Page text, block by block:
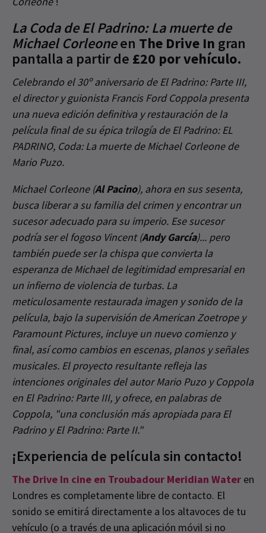
La Coda de El Padrino: La muerte de
Michael Corleoneen The Drive In gran
pantalla a partir de £20 por vehículo.
Celebrando el 30º aniversario de El Padrino: Parte III,
el director y guionista Francis Ford Coppola presenta
una nueva edición definitiva y restauración de la
película final de su épica trilogía de El Padrino: EL
PADRINO, Coda: La muerte de Michael Corleone de
Mario Puzo.
Michael Corleone (Al Pacino), ahora en sus sesenta,
busca liberar a su familia del crimen y encontrar un
sucesor adecuado para su imperio. Ese sucesor
podría ser el fogoso Vincent (Andy García)... pero
también puede ser la chispa que convierta la
esperanza de Michael de legitimidad empresarial en
un infierno de violencia de turbas. La
meticulosamente restaurada imagen y sonido de la
película, bajo la supervisión de American Zoetrope y
Paramount Pictures, incluye un nuevo comienzo y
final, así como cambios en escenas, planos y señales
musicales. El proyecto resultante refleja las
intenciones originales del autor Mario Puzo y Coppola
en El Padrino: Parte III, y ofrece, en palabras de
Coppola, "una conclusión más apropiada para El
Padrino y El Padrino: Parte II."
¡Experiencia de película sin contacto!
The Drive In cine en Troubadour Meridian Water en
Londres es completamente libre de contacto. El
sonido se emitirá directamente a los altavoces de tu
vehículo (o a través de una aplicación móvil si no